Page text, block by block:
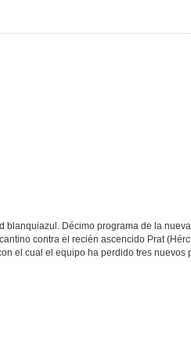
blanquiazul. Décimo programa de la
contra el recién ascencido Prat
el cual el equipo ha perdido tres nuevos